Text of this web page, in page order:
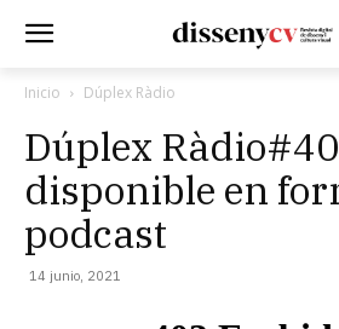
Inicio Dúplex Ràdio
Dúplex
disponible en
podcast
14 junio, 2021